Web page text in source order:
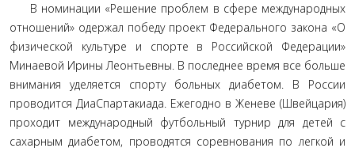
В номинации «Решение проблем в сфере международных
отношений» одержал победу проект Федерального закона «О
физической культуре и спорте в Российской Федерации»
Минаевой Ирины Леонтьевны. В последнее время все больше
внимания уделяется спорту больных диабетом. В России
проводится ДиаСпартакиада. Ежегодно в Женеве (Швейцария)
проходит международный футбольный турнир для детей с
сахарным диабетом, проводятся соревнования по легкой и